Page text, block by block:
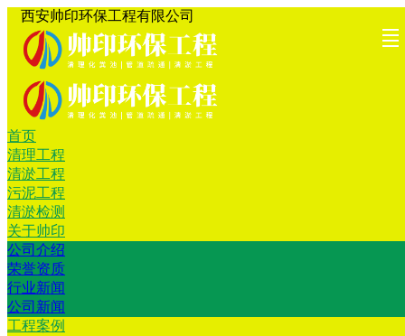
西安帅印环保工程有限公司
首页
首页
清理工程
清淤工程
污泥工程
清淤检测
关于帅印
公司介绍
荣誉资质
行业新闻
公司新闻
工程案例